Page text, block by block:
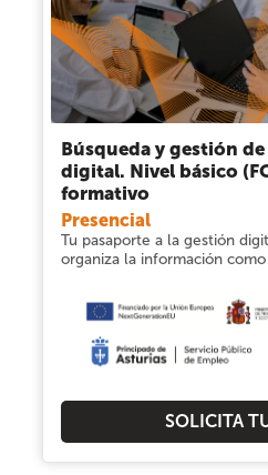
Búsqueda y gestión
digital. Nivel básico
formativo
Presencial
Tu pasaporte a la gestión
organiza la información
SOLICITA